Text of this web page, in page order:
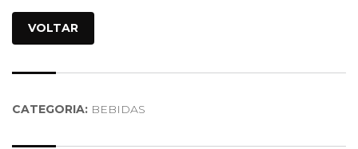
VOLTAR
CATEGORIA: BEBIDAS